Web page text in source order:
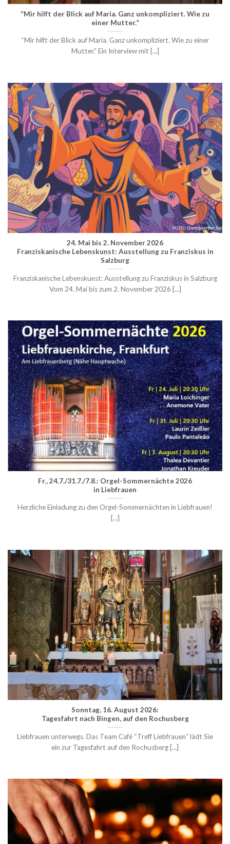
“Mir hilft der Blick auf Maria. Ganz unkompliziert. Wie zu
einer Mutter.”
“Mir hilft der Blick auf Maria. Ganz unkompliziert. Wie zu einer
Mutter.” Ein Interview mit [...]
24. Mai bis 2. November 2026
Franziskanische Lebenskunst: Ausstellung zu Franziskus in
Salzburg
Franziskanische Lebenskunst: Ausstellung zu Franziskus in Salzburg
Vom 24. Mai bis zum 2. November 2026 [...]
Fr., 24.7./31.7./7.8.: Orgel-Sommernächte 2026
in Liebfrauen
Herzliche Einladung zu den Orgel-Sommernächten in Liebfrauen!
[...]
Sonntag, 16. August 2026:
Tagesfahrt nach Bingen, auf den Rochusberg
Liebfrauen unterwegs. Das Team Café “Treff Liebfrauen” lädt Sie
ein zur Tagesfahrt auf den Rochusberg [...]